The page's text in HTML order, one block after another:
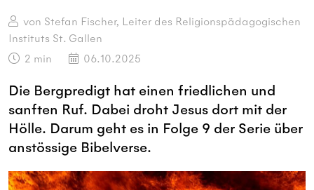
von Stefan Fischer, Leiter des Religionspädagogischen
Instituts St. Gallen
2 min 06.10.2025
Die Bergpredigt hat einen friedlichen und
sanften Ruf. Dabei droht Jesus dort mit der
Hölle. Darum geht es in Folge 9 der Serie über
anstössige Bibelverse.